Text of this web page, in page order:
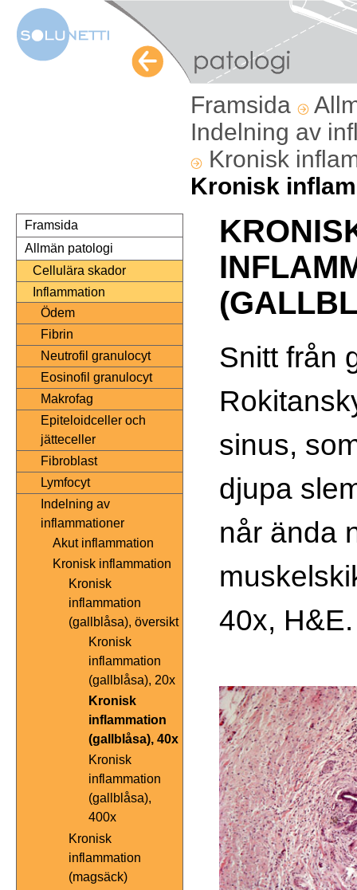
Framsida
Indelning av
Kronisk
Kronisk
Framsida
Allmän patologi
Cellulära skador
Inflammation
Ödem
Fibrin
Neutrofil granulocyt
Eosinofil granulocyt
Makrofag
Epiteloidceller och
jätteceller
Fibroblast
Lymfocyt
Indelning av
inflammationer
Akut inflammation
Kronisk inflammation
Kronisk
inflammation
(gallblåsa), översikt
Kronisk
inflammation
(gallblåsa), 20x
Kronisk
inflammation
(gallblåsa), 40x
Kronisk
inflammation
(gallblåsa),
400x
Kronisk
inflammation
(magsäck)
Snitt från
sinus,
djupa
når ända
40x, H&E.